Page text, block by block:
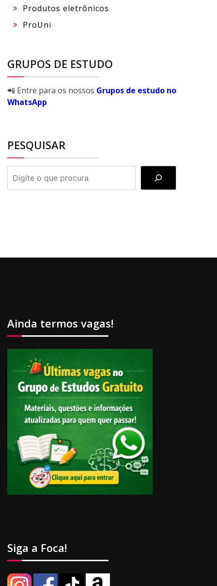
Produtos eletrônicos
ProUni
GRUPOS DE ESTUDO
📲 Entre para os nossos Grupos de estudo no
WhatsApp
PESQUISAR
PESQUISAR
Ainda termos vagas!
Siga a Foca!